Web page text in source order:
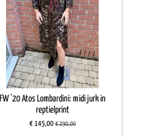
FW '20 Atos Lombardini: midi jurk in
reptielprint
€ 145,00 € 290,00